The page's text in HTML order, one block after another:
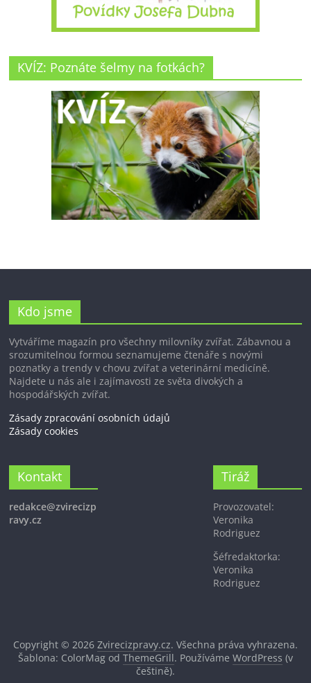
KVÍZ: Poznáte šelmy na fotkách?
Kdo jsme
Vytváříme magazín pro všechny milovníky zvířat. Zábavnou a
srozumitelnou formou seznamujeme čtenáře s novými
poznatky a trendy v chovu zvířat a veterinární medicíně.
Najdete u nás ale i zajímavosti ze světa divokých a
hospodářských zvířat.
Zásady zpracování osobních údajů
Zásady cookies
Kontakt
redakce@zvirecizp
ravy.cz
Tiráž
Provozovatel:
Veronika
Rodriguez
Šéfredaktorka:
Veronika
Rodriguez
Copyright © 2026 Zvirecizpravy.cz. Všechna práva vyhrazena.
Šablona: ColorMag od ThemeGrill. Používáme WordPress (v
češtině).